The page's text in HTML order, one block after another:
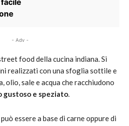
- Adv -
food della cucina indiana. Si
realizzati con una sfoglia sottile e
olio, sale e acqua che racchiudono
gustoso e speziato.
essere a base di carne oppure di